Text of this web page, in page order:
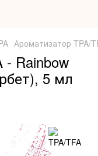
Ароматизатор TPA/
- Rainbow
5 мл